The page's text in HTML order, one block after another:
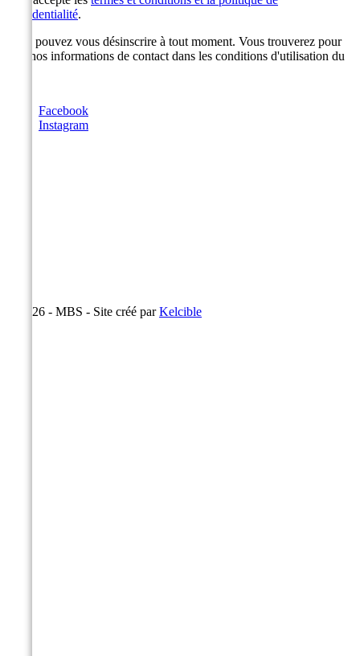
confidentialité.
Vous pouvez vous désinscrire à tout moment. Vous trouverez pour
cela nos informations de contact dans les conditions d'utilisation du
Facebook
Instagram
© 2026 - MBS - Site créé parKelcible